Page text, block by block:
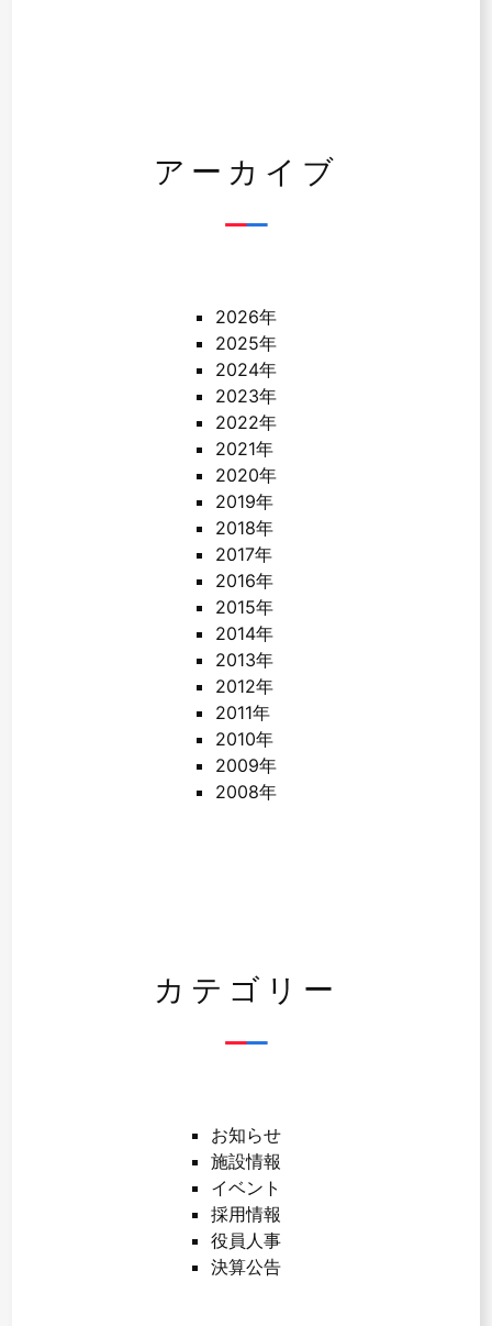
アーカイブ
2026年
2025年
2024年
2023年
2022年
2021年
2020年
2019年
2018年
2017年
2016年
2015年
2014年
2013年
2012年
2011年
2010年
2009年
2008年
カテゴリー
お知らせ
施設情報
イベント
採用情報
役員人事
決算公告